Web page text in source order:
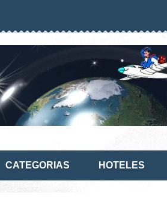
CATEGORIAS HOTELES